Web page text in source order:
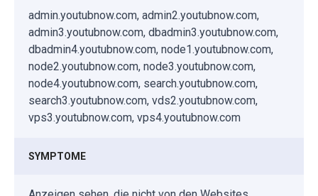
admin.youtubnow.com, admin2.youtubnow.com,
admin3.youtubnow.com, dbadmin3.youtubnow.com,
dbadmin4.youtubnow.com, node1.youtubnow.com,
node2.youtubnow.com, node3.youtubnow.com,
node4.youtubnow.com, search.youtubnow.com,
search3.youtubnow.com, vds2.youtubnow.com,
vps3.youtubnow.com, vps4.youtubnow.com
SYMPTOME